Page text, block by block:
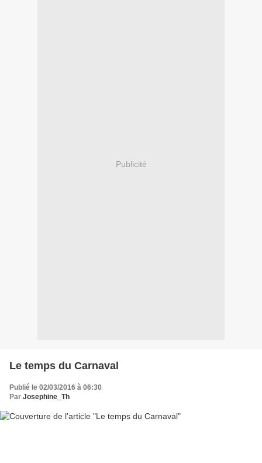
Publicité
Le temps du Carnaval
Publié le 02/03/2016 à 06:30
Par Josephine_Th